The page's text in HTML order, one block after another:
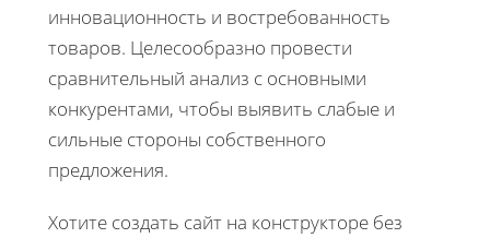
инновационность и востребованность
товаров. Целесообразно провести
сравнительный анализ с основными
конкурентами, чтобы выявить слабые и
сильные стороны собственного
предложения.
Хотите создать сайт на конструкторе без